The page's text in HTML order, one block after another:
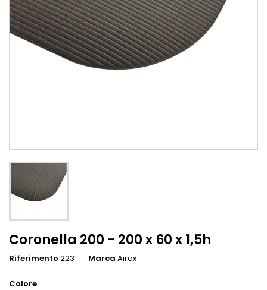
Coronella 200 - 200 x 60 x 1,5h
Riferimento 223 Marca Airex
Colore